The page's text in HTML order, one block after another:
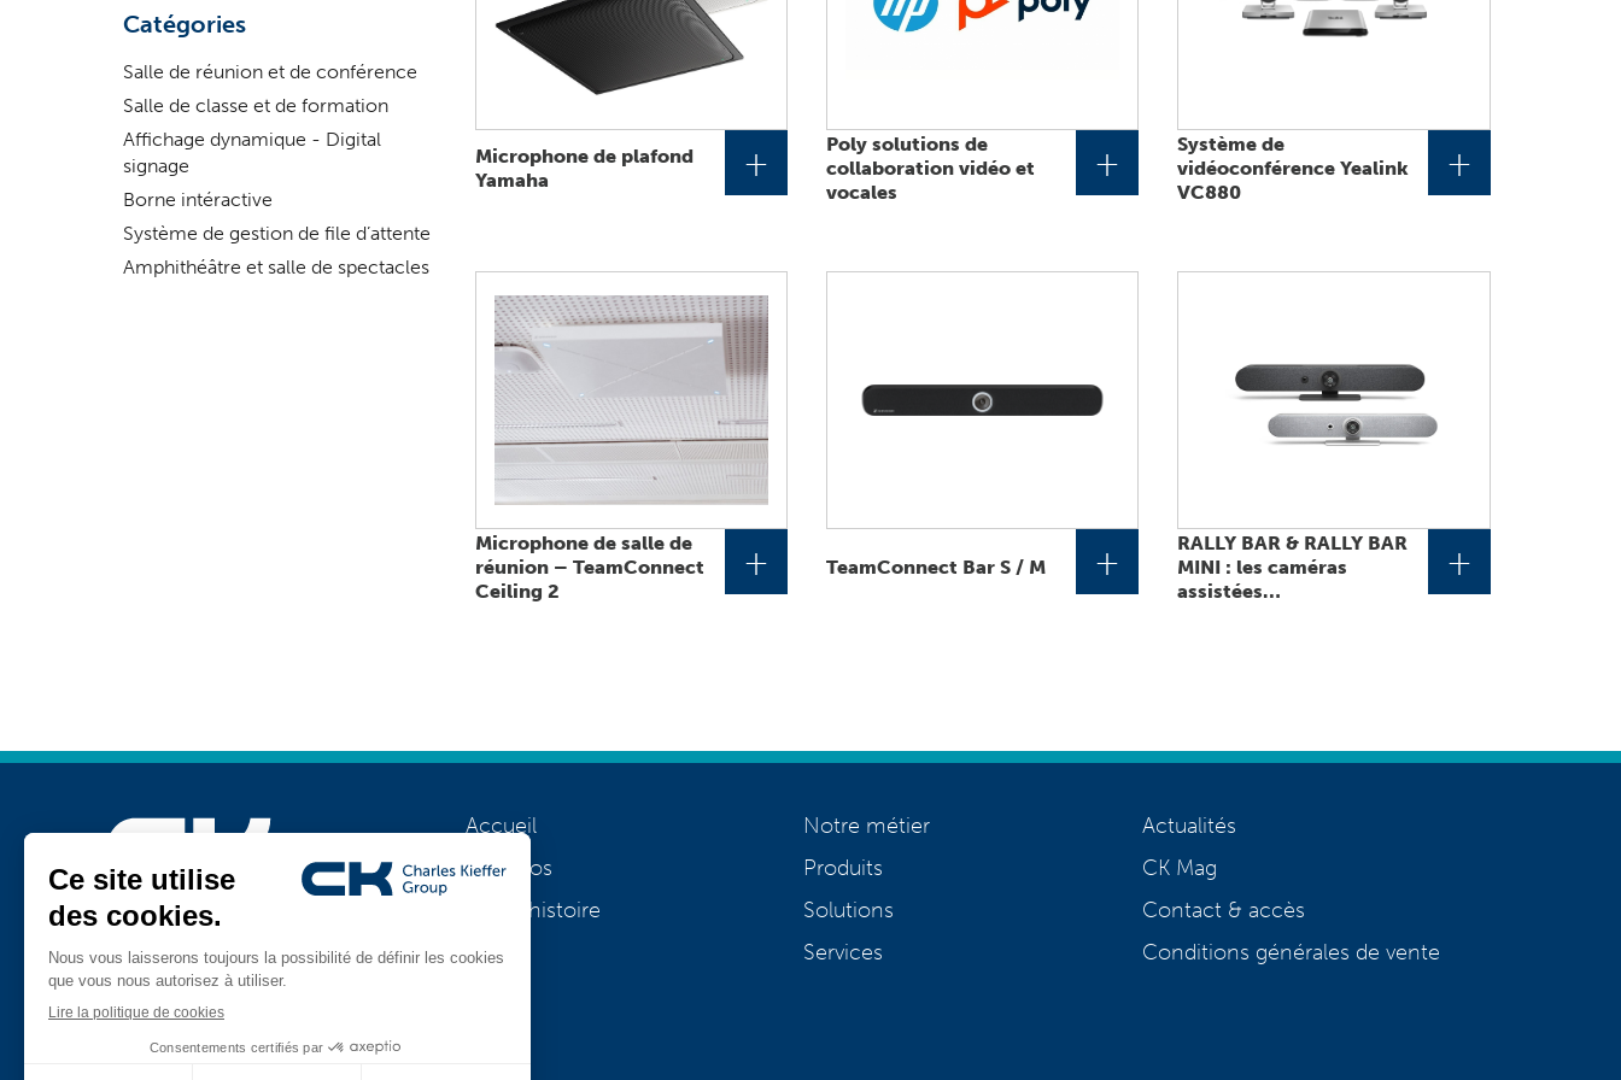
Catégories
Salle de réunion et de conférence
Salle de classe et de formation
Affichage dynamique - Digital
signage
Borne intéractive
Système de gestion de file d’attente
Amphithéâtre et salle de spectacles
Microphone de plafond
Yamaha
+
Poly solutions de
collaboration vidéo et
vocales
+
Système de
vidéoconférence Yealink
VC880
+
Microphone de salle de
réunion – TeamConnect
Ceiling 2
+ TeamConnect Bar S / M +
RALLY BAR & RALLY BAR
MINI : les caméras
assistées…
+
Rejoignez-nous
TeamViewer
Accueil
A propos
Notre histoire
Jobs
Notre métier
Produits
Solutions
Services
Actualités
CK Mag
Contact & accès
Conditions générales de vente